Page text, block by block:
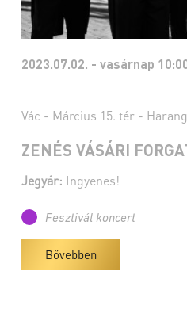
2023.07.02. - vasárnap
Vác - Március 15. tér -
ZENÉS VÁSÁRI
Jegyár: Ingyenes!
Fesztivál koncert
Bővebben